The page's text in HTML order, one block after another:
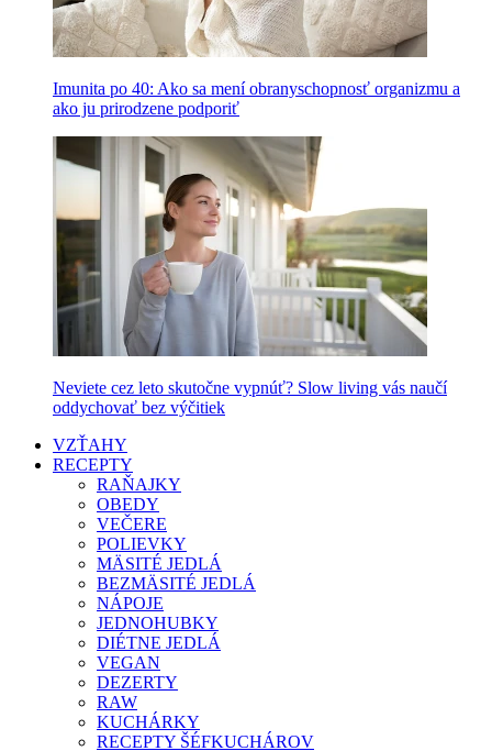
Imunita po 40: Ako sa mení obranyschopnosť organizmu a
ako ju prirodzene podporiť
Neviete cez leto skutočne vypnúť? Slow living vás naučí
oddychovať bez výčitiek
VZŤAHY
RECEPTY
RAŇAJKY
OBEDY
VEČERE
POLIEVKY
MÄSITÉ JEDLÁ
BEZMÄSITÉ JEDLÁ
NÁPOJE
JEDNOHUBKY
DIÉTNE JEDLÁ
VEGAN
DEZERTY
RAW
KUCHÁRKY
RECEPTY ŠÉFKUCHÁROV